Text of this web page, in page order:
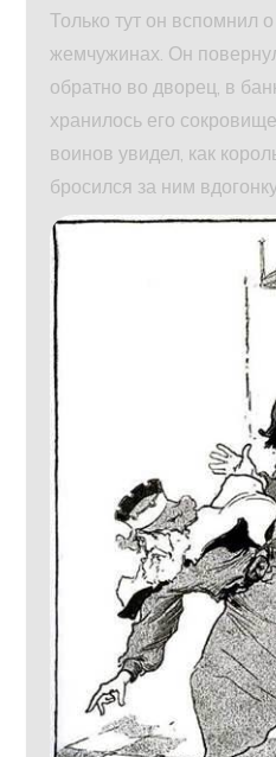
Только тут он вспомнил
жемчужинах. Он
обратно во дворец, в
хранилось его
воинов увидел, как
бросился за ним